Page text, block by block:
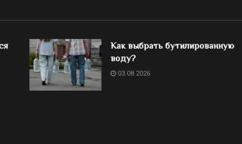
Как выбрать бутилированную
воду?
03.08.2026